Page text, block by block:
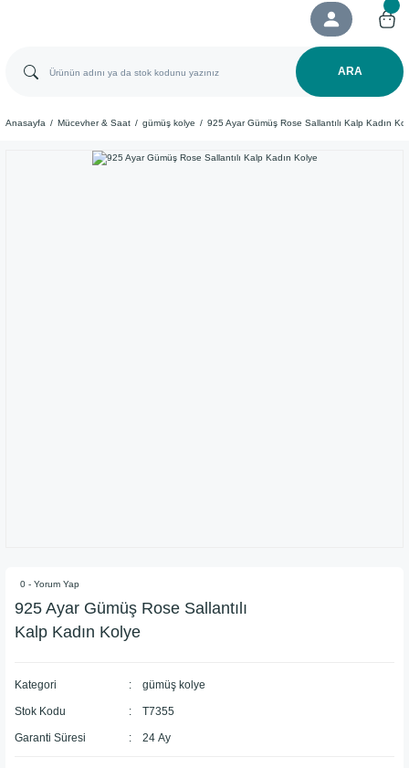
ARA
Anasayfa Mücevher & Saat gümüş kolye 925 Ayar Gümüş Rose Sallantılı Kalp Kadın
0 - Yorum Yap
925 Ayar Gümüş Rose Sallantılı
Kalp Kadın Kolye
Kategori gümüş kolye
Stok Kodu T7355
Garanti Süresi 24 Ay